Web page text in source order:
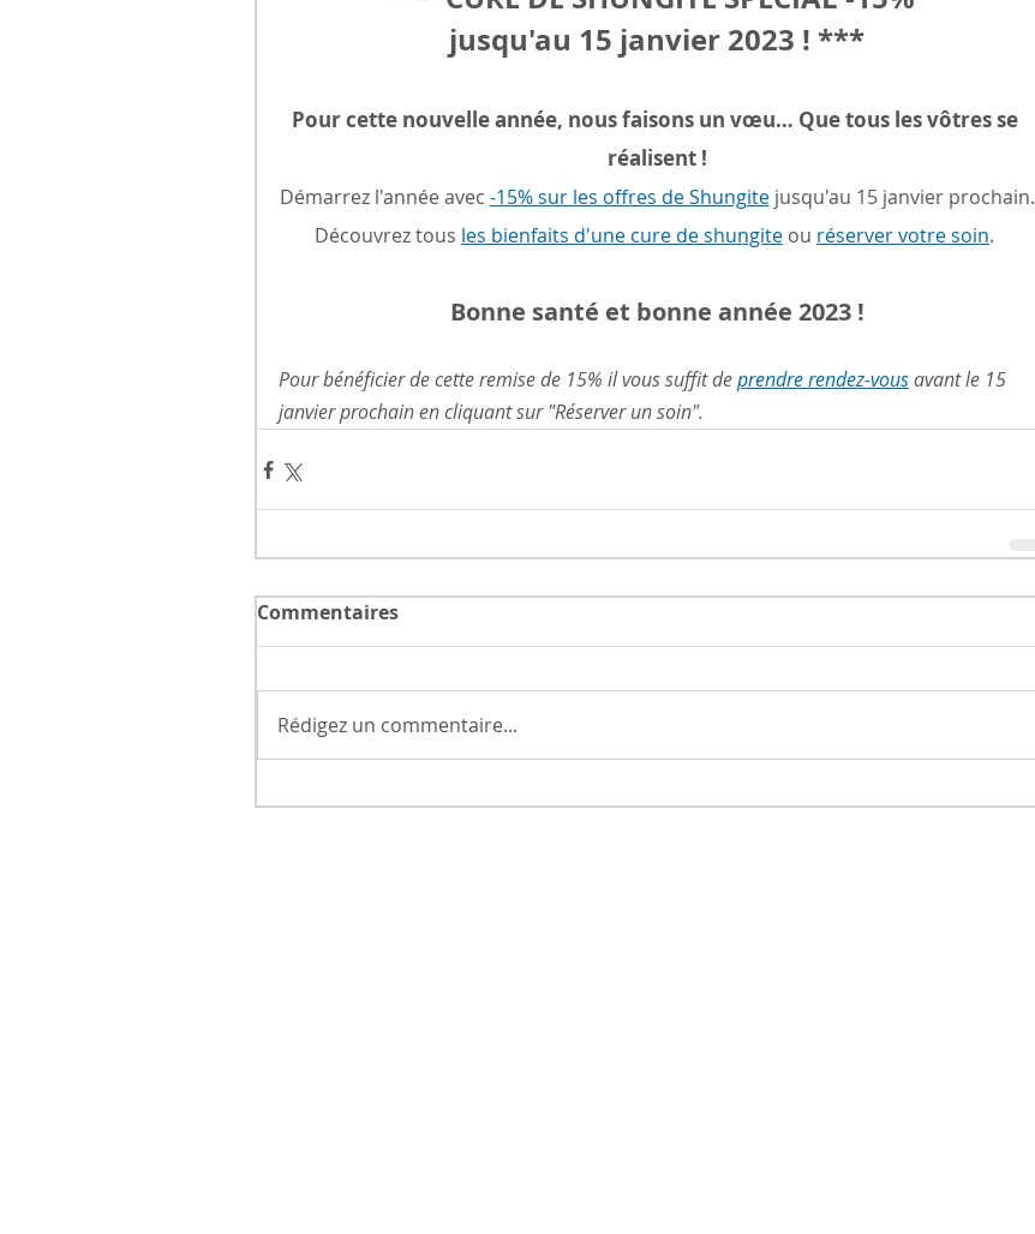
jusqu'au 15 janvier 2023 ! ***
Pour cette nouvelle année, nous faisons un vœu… Que tous les vôtres se
réalisent !
Démarrez l'année avec -15% sur les offres de Shungite jusqu'au 15 janvier prochain.
Découvrez tous les bienfaits d'une cure de shungite ou réserver votre soin.
Bonne santé et bonne année 2023 !
Pour bénéficier de cette remise de 15% il vous suffit de prendre rendez-vous avant le 15
janvier prochain en cliquant sur "Réserver un soin".
Commentaires
Rédigez un commentaire...